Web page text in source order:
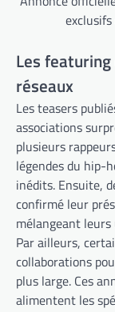
Les
réseaux
Les teasers
associations
plusieurs
légendes du hip-
inédits. Ensuite,
confirmé leur
mélangeant
Par ailleurs,
collaborations
plus large. Ces
alimentent les